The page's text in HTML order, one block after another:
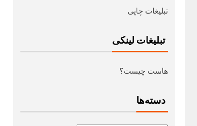
تبلیغات چاپی
تبلیغات لینکی
هاست چیست؟
دسته‌ها